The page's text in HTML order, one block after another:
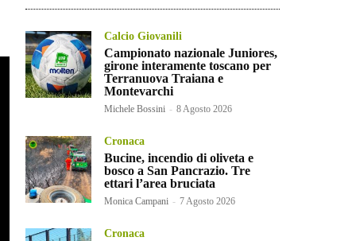
Calcio Giovanili
Campionato nazionale Juniores,
girone interamente toscano per
Terranuova Traiana e
Montevarchi
Michele Bossini - 8 Agosto 2026
Cronaca
Bucine, incendio di oliveta e
bosco a San Pancrazio. Tre
ettari l’area bruciata
Monica Campani - 7 Agosto 2026
Cronaca